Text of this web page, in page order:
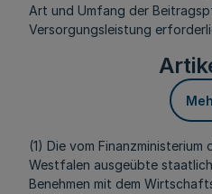
Art und Umfang der
Versorgungsleistung
(1) Die vom Finanzministerium
Westfalen ausgeübte
Benehmen mit dem